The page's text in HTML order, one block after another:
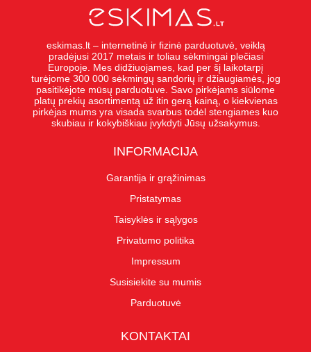
eskimas.lt – internetinė ir fizinė parduotuvė, veiklą
pradėjusi 2017 metais ir toliau sėkmingai plečiasi
Europoje. Mes didžiuojames, kad per šį laikotarpį
turėjome 300 000 sėkmingų sandorių ir džiaugiamės, jog
pasitikėjote mūsų parduotuve. Savo pirkėjams siūlome
platų prekių asortimentą už itin gerą kainą, o kiekvienas
pirkėjas mums yra visada svarbus todėl stengiames kuo
skubiau ir kokybiškiau įvykdyti Jūsų užsakymus.
INFORMACIJA
Garantija ir grąžinimas
Pristatymas
Taisyklės ir sąlygos
Privatumo politika
Impressum
Susisiekite su mumis
Parduotuvė
KONTAKTAI